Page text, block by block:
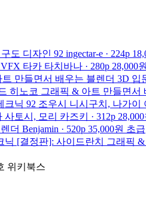
도 디자인 92 ingectar-e · 224p
타카 타치바나 · 280p 28,000원
만들면서 배우는 블렌더 3D 입
히노코 그래픽 & 아트 만들면서
크닉 92 조우시 니시구치, 나가이
토시, 모리 카즈키 · 312p 28,000
더 Benjamin · 520p 35,000원 초급
닉 [결정판]: 사이드란치 그래픽
위키북스